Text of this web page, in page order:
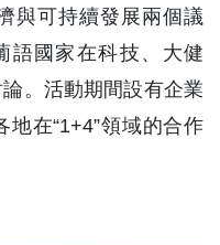
與可持續發展兩個議
語國家在科技、大健
。活動期間設有企業
在“1+4”領域的合作